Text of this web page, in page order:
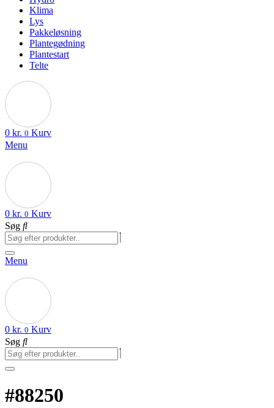
Klima
Lys
Pakkeløsning
Plantegødning
Plantestart
Telte
0 kr. 0 Kurv
Menu
0 kr. 0 Kurv
Søg
Menu
0 kr. 0 Kurv
Søg
#88250